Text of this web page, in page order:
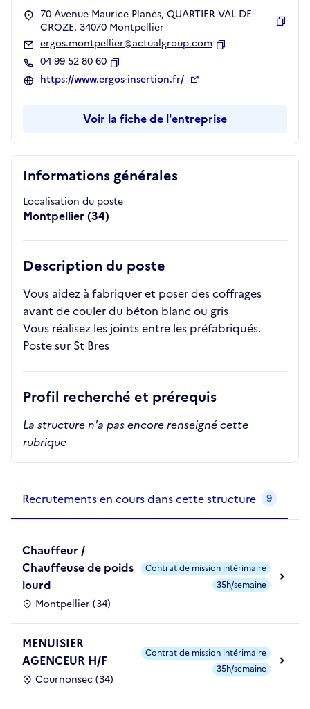
Informations générales
Localisation du poste
Montpellier (34)
Description du poste
Vous aidez à fabriquer et poser des coffrages
avant de couler du béton blanc ou gris
Vous réalisez les joints entre les préfabriqués.
Poste sur St Bres
Profil recherché et prérequis
La structure n'a pas encore renseigné cette
rubrique
70 Avenue Maurice Planès, QUARTIER VAL DE
CROZE, 34070 Montpellier
ergos.montpellier@actualgroup.com
04 99 52 80 60
Copier
https://www.ergos-insertion.fr/
Voir la fiche de l'entreprise
Recrutements en cours dans cette structure 9
Chauffeur /
Chauffeuse de poids
lourd
Montpellier (34)
Contrat de mission intérimaire
35h/semaine
MENUISIER
AGENCEUR H/F
Cournonsec (34)
Contrat de mission intérimaire
35h/semaine